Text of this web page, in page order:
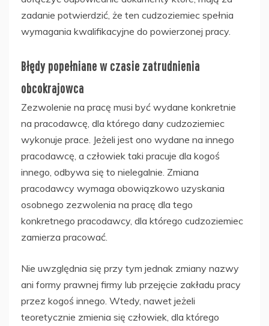
zadanie potwierdzić, że ten cudzoziemiec spełnia
wymagania kwalifikacyjne do powierzonej pracy.
Błędy popełniane w czasie zatrudnienia
obcokrajowca
Zezwolenie na pracę musi być wydane konkretnie
na pracodawcę, dla którego dany cudzoziemiec
wykonuje prace. Jeżeli jest ono wydane na innego
pracodawcę, a człowiek taki pracuje dla kogoś
innego, odbywa się to nielegalnie. Zmiana
pracodawcy wymaga obowiązkowo uzyskania
osobnego zezwolenia na pracę dla tego
konkretnego pracodawcy, dla którego cudzoziemiec
zamierza pracować.
Nie uwzględnia się przy tym jednak zmiany nazwy
ani formy prawnej firmy lub przejęcie zakładu pracy
przez kogoś innego. Wtedy, nawet jeżeli
teoretycznie zmienia się człowiek, dla którego